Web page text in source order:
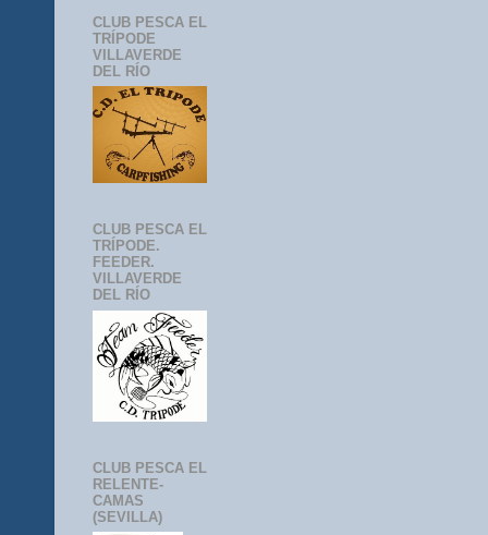
CLUB PESCA EL
TRÍPODE
VILLAVERDE
DEL RÍO
CLUB PESCA EL
TRÍPODE.
FEEDER.
VILLAVERDE
DEL RÍO
CLUB PESCA EL
RELENTE-
CAMAS
(SEVILLA)